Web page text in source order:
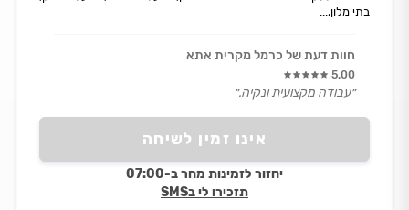
אינו זמין לשיחה
יחזור לזמינות מחר ב-07:00
תזכירו לי בSMS
בתי מלון,...
חוות דעת של כרמל מקרית אתא
5.00
״עבודה מקצועית ונקיה.״